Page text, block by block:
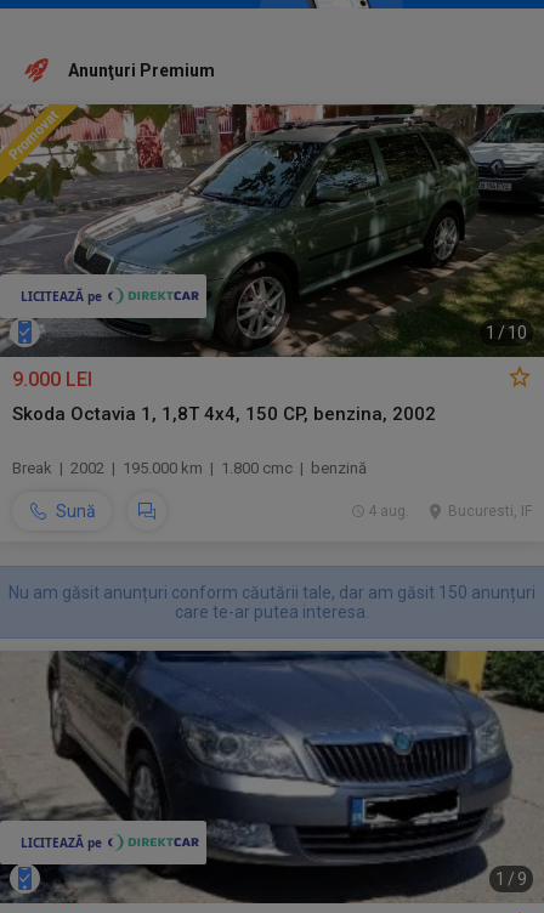
Anunţuri Premium
1 /10
9.000 LEI
Skoda Octavia 1, 1,8T 4x4, 150 CP, benzina, 2002
Break | 2002 | 195.000 km | 1.800 cmc | benzină
Sună Bucuresti, IF
4 aug.
Nu am găsit anunțuri conform căutării tale, dar am găsit 150 anunțuri
care te-ar putea interesa.
1 / 9